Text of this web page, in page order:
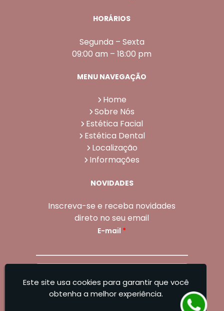
HORÁRIOS
Segunda – Sexta
09:00 am – 18:00 pm
MENU NAVEGAÇÃO
Home
Sobre Nós
Estética Facial
Estética Dental
Localização
Informações
NOVIDADES
Inscreva-se e receba novidades
direto no seu email
E-mail *
Sangoleti Odontologia - Estética Dental e
Este site usa cookies para garantir que você
obtenha a melhor experiência.